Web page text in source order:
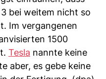
bei weitem nicht so
Im vergangenen
1500
Tesla nannte keine
aber, es gebe keine